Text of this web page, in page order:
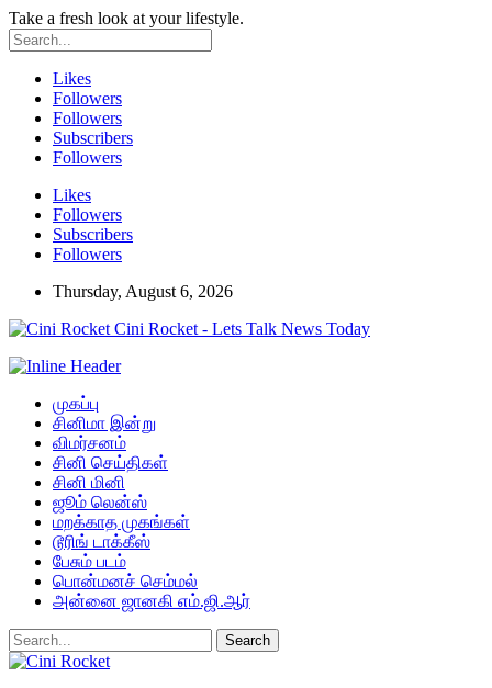
Take a fresh look at your lifestyle.
Likes
Followers
Followers
Subscribers
Followers
Likes
Followers
Subscribers
Followers
Thursday, August 6, 2026
Cini Rocket - Lets Talk News Today
முகப்பு
சினிமா இன்று
விமர்சனம்
சினி செய்திகள்
சினி மினி
ஜூம் லென்ஸ்
மறக்காத முகங்கள்
டூரிங் டாக்கீஸ்
பேசும் படம்
பொன்மனச் செம்மல்
அன்னை ஜானகி எம்.ஜி.ஆர்